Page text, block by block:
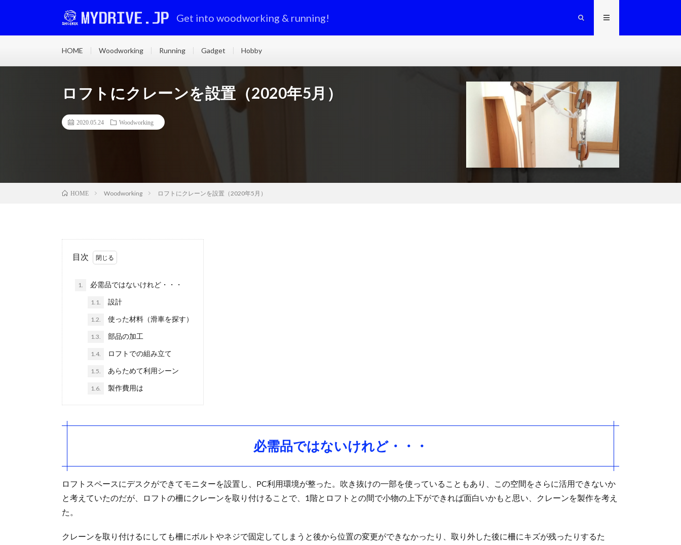
Get into woodworking & running!
HOME Woodworking Running Gadget Hobby
ロフトにクレーンを設置（2020年5月）
2020.05.24 Woodworking
HOME Woodworking ロフトにクレーンを設置（2020年5月）
目次
1. 必需品ではないけれど・・・
1.1. 設計
1.2. 使った材料（滑車を探す）
1.3. 部品の加工
1.4. ロフトでの組み立て
1.5. あらためて利用シーン
1.6. 製作費用は
必需品ではないけれど・・・
ロフトスペースにデスクができてモニターを設置し、PC利用環境が整った。吹き抜けの一部を使っていることもあり、この空間をさらに活用できないか
と考えていたのだが、ロフトの柵にクレーンを取り付けることで、1階とロフトとの間で小物の上下ができれば面白いかもと思い、クレーンを製作を考え
た。
クレーンを取り付けるにしても柵にボルトやネジで固定してしまうと後から位置の変更ができなかったり、取り外した後に柵にキズが残ったりするた